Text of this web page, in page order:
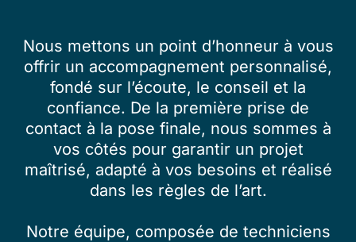
Nous mettons un point d’honneur à vous
offrir un accompagnement personnalisé,
fondé sur l’écoute, le conseil et la
confiance. De la première prise de
contact à la pose finale, nous sommes à
vos côtés pour garantir un projet
maîtrisé, adapté à vos besoins et réalisé
dans les règles de l’art.
Notre équipe, composée de techniciens